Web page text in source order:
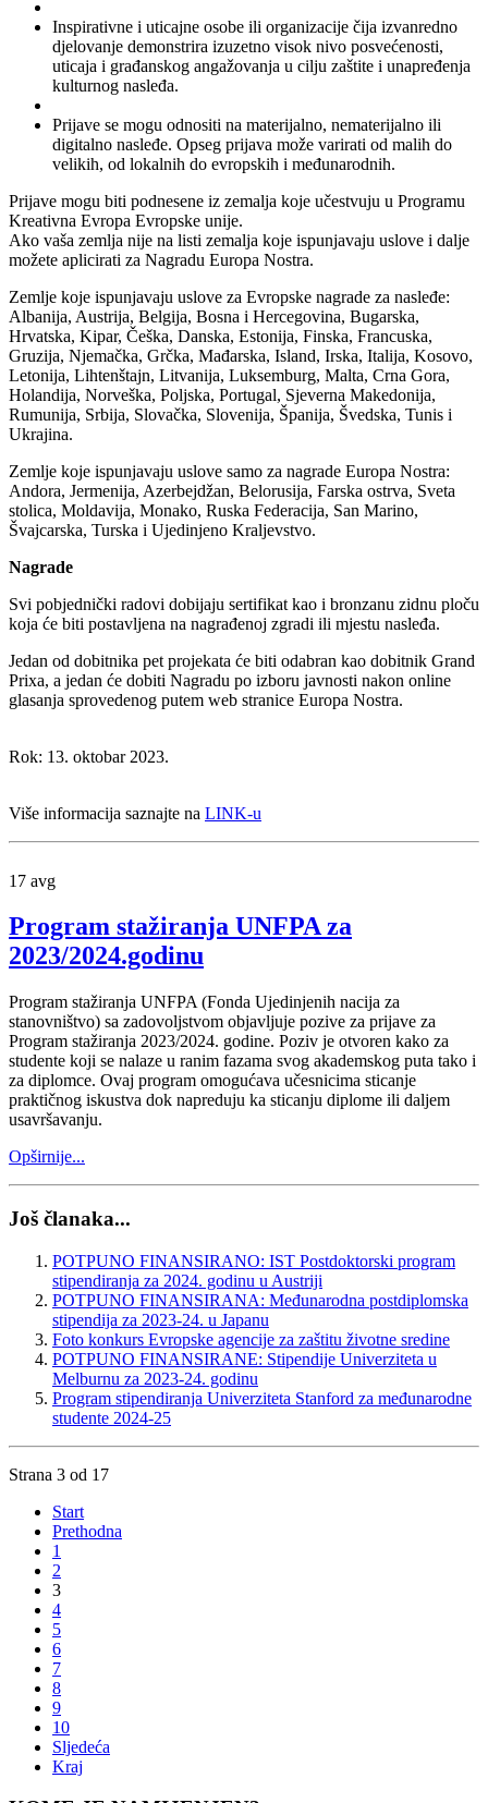
Inspirativne i uticajne osobe ili organizacije čija izvanredno
djelovanje demonstrira izuzetno visok nivo posvećenosti,
uticaja i građanskog angažovanja u cilju zaštite i unapređenja
kulturnog nasleđa.
Prijave se mogu odnositi na materijalno, nematerijalno ili
digitalno nasleđe. Opseg prijava može varirati od malih do
velikih, od lokalnih do evropskih i međunarodnih.
Prijave mogu biti podnesene iz zemalja koje učestvuju u Programu
Kreativna Evropa Evropske unije.
Ako vaša zemlja nije na listi zemalja koje ispunjavaju uslove i dalje
možete aplicirati za Nagradu Europa Nostra.
Zemlje koje ispunjavaju uslove za Evropske nagrade za nasleđe:
Albanija, Austrija, Belgija, Bosna i Hercegovina, Bugarska,
Hrvatska, Kipar, Češka, Danska, Estonija, Finska, Francuska,
Gruzija, Njemačka, Grčka, Mađarska, Island, Irska, Italija, Kosovo,
Letonija, Lihtenštajn, Litvanija, Luksemburg, Malta, Crna Gora,
Holandija, Norveška, Poljska, Portugal, Sjeverna Makedonija,
Rumunija, Srbija, Slovačka, Slovenija, Španija, Švedska, Tunis i
Ukrajina.
Zemlje koje ispunjavaju uslove samo za nagrade Europa Nostra:
Andora, Jermenija, Azerbejdžan, Belorusija, Farska ostrva, Sveta
stolica, Moldavija, Monako, Ruska Federacija, San Marino,
Švajcarska, Turska i Ujedinjeno Kraljevstvo.
Nagrade
Svi pobjednički radovi dobijaju sertifikat kao i bronzanu zidnu ploču
koja će biti postavljena na nagrađenoj zgradi ili mjestu nasleđa.
Jedan od dobitnika pet projekata će biti odabran kao dobitnik Grand
Prixa, a jedan će dobiti Nagradu po izboru javnosti nakon online
glasanja sprovedenog putem web stranice Europa Nostra.
Rok: 13. oktobar 2023.
Više informacija saznajte na LINK-u
17 avg
Program stažiranja UNFPA za
2023/2024.godinu
Program stažiranja UNFPA (Fonda Ujedinjenih nacija za
stanovništvo) sa zadovoljstvom objavljuje pozive za prijave za
Program stažiranja 2023/2024. godine. Poziv je otvoren kako za
studente koji se nalaze u ranim fazama svog akademskog puta tako i
za diplomce. Ovaj program omogućava učesnicima sticanje
praktičnog iskustva dok napreduju ka sticanju diplome ili daljem
usavršavanju.
Opširnije...
Još članaka...
POTPUNO FINANSIRANO: IST Postdoktorski program
stipendiranja za 2024. godinu u Austriji
POTPUNO FINANSIRANA: Međunarodna postdiplomska
stipendija za 2023-24. u Japanu
Foto konkurs Evropske agencije za zaštitu životne sredine
POTPUNO FINANSIRANE: Stipendije Univerziteta u
Melburnu za 2023-24. godinu
Program stipendiranja Univerziteta Stanford za međunarodne
studente 2024-25
Strana 3 od 17
Start
Prethodna
1
2
3
4
5
6
7
8
9
10
Sljedeća
Kraj